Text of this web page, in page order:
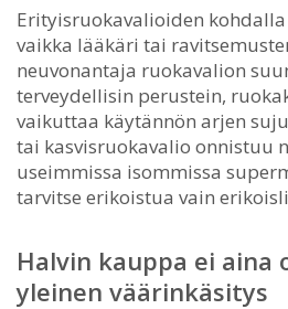
Erityisruokavalioiden
vaikka lääkäri tai
neuvonantaja ruokavalion
terveydellisin perustein,
vaikuttaa käytännön arjen
tai kasvisruokavalio onnistuu
useimmissa isommissa
tarvitse erikoistua vain
Halvin kauppa ei aina
yleinen väärinkäsitys